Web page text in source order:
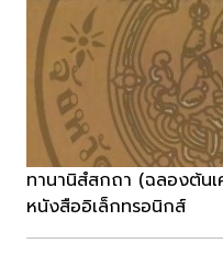
ทานานิสํสกถา (ฉลองต้น
หนังสืออิเล็กทรอนิกส์